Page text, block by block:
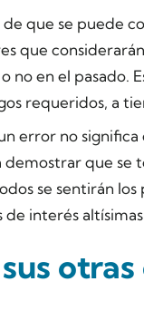
que se puede
que
en el pasado.
requeridos, a
error no significa
que se
se sentirán
de interés